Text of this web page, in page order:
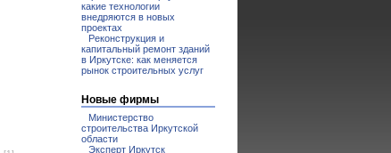
какие технологии
внедряются в новых
проектах
Реконструкция и
капитальный ремонт зданий
в Иркутске: как меняется
рынок строительных услуг
Новые фирмы
Министерство
строительства Иркутской
области
Эксперт Иркутск